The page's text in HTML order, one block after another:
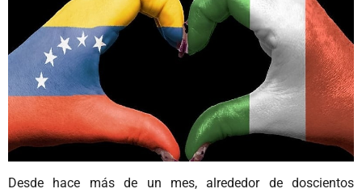
Desde hace más de un mes, alrededor de doscientos